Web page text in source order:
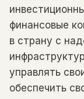
финансовые
в страну с
управлять
обеспечить